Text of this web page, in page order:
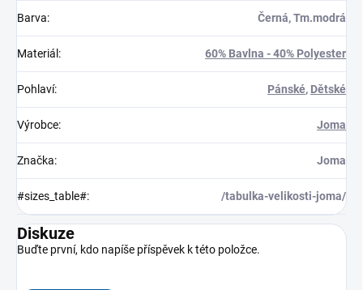
Barva: Černá, Tm.modrá
Materiál : 60% Bavlna - 40% Polyester
Pohlaví: Pánské, Dětské
Výrobce: Joma
Značka: Joma
#sizes_table#: /tabulka-velikosti-joma/
Diskuze
Buďte první, kdo napíše příspěvek k této položce.